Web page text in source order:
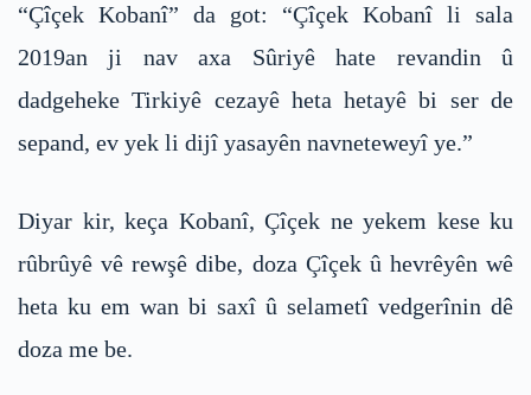
“Çîçek Kobanî” da got: “Çîçek Kobanî li sala
2019an ji nav axa Sûriyê hate revandin û
dadgeheke Tirkiyê cezayê heta hetayê bi ser de
sepand, ev yek li dijî yasayên navneteweyî ye.”
Diyar kir, keça Kobanî, Çîçek ne yekem kese ku
rûbrûyê vê rewşê dibe, doza Çîçek û hevrêyên wê
heta ku em wan bi saxî û selametî vedgerînin dê
doza me be.